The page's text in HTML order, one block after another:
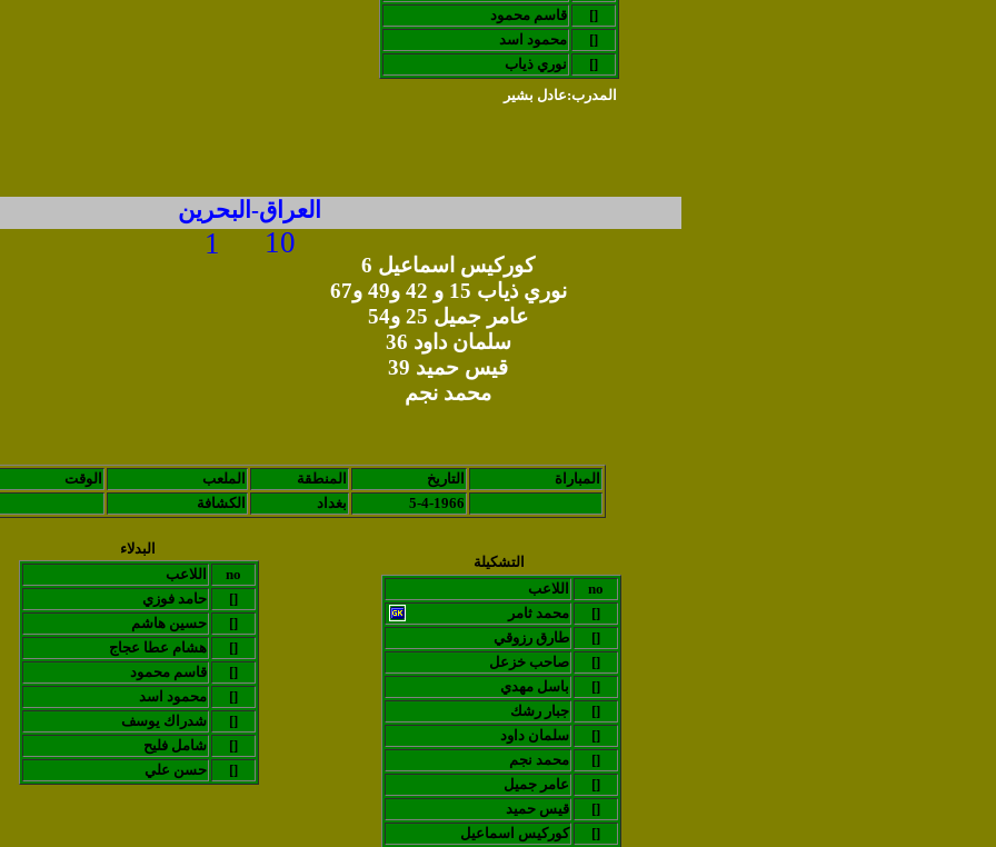
قاسم محمود
[]
محمود اسد
[]
نوري ذياب
[]
المدرب:عادل بشير
العراق-البحرين
الوقت الملعب المنطقة التاريخ
المباراة
الكشافة
بغداد 5-4-1966
اللاعب
no
محمد ثامر
[]
طارق رزوقي
[]
صاحب خزعل
[]
باسل مهدي
[]
جبار رشك
[]
سلمان داود
[]
محمد نجم
[]
عامر جميل
[]
قيس حميد
[]
كوركيس اسماعيل
[]
التشكيلة
البدلاء
10
1
كوركيس اسماعيل 6
نوري ذياب 15 و 42 و49 و67
عامر جميل 25 و54
سلمان داود 36
قيس حميد 39
محمد نجم
اللاعب
no
حامد فوزي
[]
حسين هاشم
[]
هشام عطا عجاج
[]
قاسم محمود
[]
محمود اسد
[]
شدراك يوسف
[]
شامل فليح
[]
حسن علي
[]